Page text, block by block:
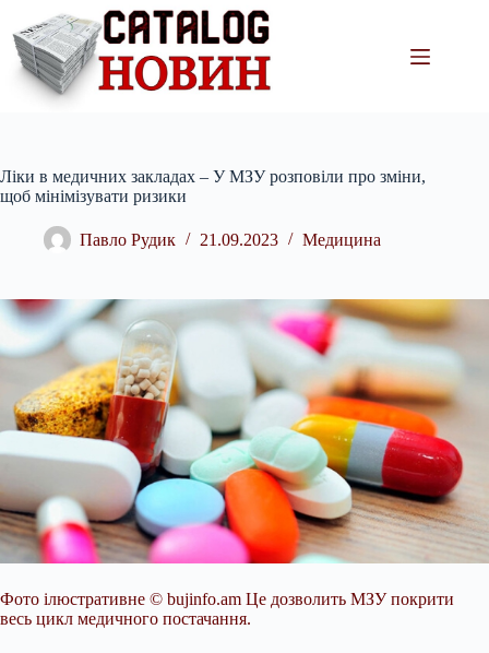
вмісту
Ліки в медичних закладах – У МЗУ розповіли про зміни,
щоб мінімізувати ризики
Павло Рудик 21.09.2023 Медицина
Фото ілюстративне © bujinfo.am Це дозволить МЗУ покрити
весь цикл медичного постачання.